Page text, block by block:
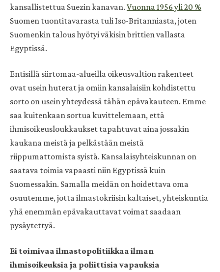
kansallistettua Suezin kanavan. Vuonna 1956 yli 20 %
Suomen tuontitavarasta tuli Iso-Britanniasta, joten
Suomenkin talous hyötyi väkisin brittien vallasta
Egyptissä.
Entisillä siirtomaa-alueilla oikeusvaltion rakenteet
ovat usein huterat ja omiin kansalaisiin kohdistettu
sorto on usein yhteydessä tähän epävakauteen. Emme
saa kuitenkaan sortua kuvittelemaan, että
ihmisoikeusloukkaukset tapahtuvat aina jossakin
kaukana meistä ja pelkästään meistä
riippumattomista syistä. Kansalaisyhteiskunnan on
saatava toimia vapaasti niin Egyptissä kuin
Suomessakin. Samalla meidän on hoidettava oma
osuutemme, jotta ilmastokriisin kaltaiset, yhteiskuntia
yhä enemmän epävakauttavat voimat saadaan
pysäytettyä.
Ei toimivaa ilmastopolitiikkaa ilman
ihmisoikeuksia ja poliittisia vapauksia